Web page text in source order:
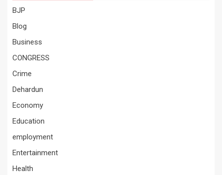
BJP
Blog
Business
CONGRESS
Crime
Dehardun
Economy
Education
employment
Entertainment
Health